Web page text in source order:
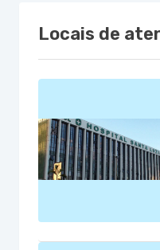
Locais de